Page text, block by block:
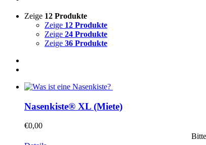
Zeige 12 Produkte
Zeige 12 Produkte
Zeige 24 Produkte
Zeige 36 Produkte
Nasenkiste® XL (Miete)
€0,00